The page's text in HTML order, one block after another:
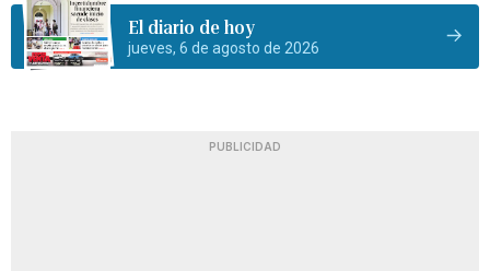
El diario de hoy
jueves, 6 de agosto de 2026
PUBLICIDAD